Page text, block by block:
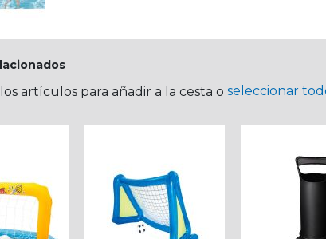
artículos para añadir a la cesta o seleccionar